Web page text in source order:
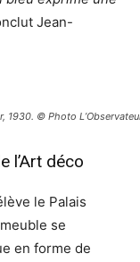
Jean-
1930. © Photo
l’Art déco
le Palais
se
en forme de